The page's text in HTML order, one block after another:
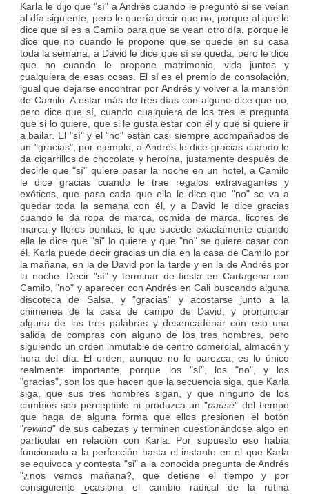
Karla le dijo que "sí" a Andrés cuando le preguntó si se veían
al día siguiente, pero le quería decir que no, porque al que le
dice que sí es a Camilo para que se vean otro día, porque le
dice que no cuando le propone que se quede en su casa
toda la semana, a David le dice que sí se queda, pero le dice
que no cuando le propone matrimonio, vida juntos y
cualquiera de esas cosas. El sí es el premio de consolación,
igual que dejarse encontrar por Andrés y volver a la mansión
de Camilo. A estar más de tres días con alguno dice que no,
pero dice que sí, cuando cualquiera de los tres le pregunta
que si lo quiere, que si le gusta estar con él y que si quiere ir
a bailar. El "sí" y el "no" están casi siempre acompañados de
un "gracias", por ejemplo, a Andrés le dice gracias cuando le
da cigarrillos de chocolate y heroína, justamente después de
decirle que "sí" quiere pasar la noche en un hotel, a Camilo
le dice gracias cuando le trae regalos extravagantes y
exóticos, que pasa cada que ella le dice que "no" se va a
quedar toda la semana con él, y a David le dice gracias
cuando le da ropa de marca, comida de marca, licores de
marca y flores bonitas, lo que sucede exactamente cuando
ella le dice que "si" lo quiere y que "no" se quiere casar con
él. Karla puede decir gracias un día en la casa de Camilo por
la mañana, en la de David por la tarde y en la de Andrés por
la noche. Decir "sí" y terminar de fiesta en Cartagena con
Camilo, "no" y aparecer con Andrés en Cali buscando alguna
discoteca de Salsa, y "gracias" y acostarse junto a la
chimenea de la casa de campo de David, y pronunciar
alguna de las tres palabras y desencadenar con eso una
salida de compras con alguno de los tres hombres, pero
siguiendo un orden inmutable de centro comercial, almacén y
hora del día. El orden, aunque no lo parezca, es lo único
realmente importante, porque los "sí", los "no", y los
"gracias", son los que hacen que la secuencia siga, que Karla
siga, que sus tres hombres sigan, y que ninguno de los
cambios sea perceptible ni produzca un "pause" del tiempo
que haga de alguna forma que ellos presionen el botón
"rewind" de sus cabezas y terminen cuestionándose algo en
particular en relación con Karla. Por supuesto eso había
funcionado a la perfección hasta el instante en el que Karla
se equivoca y contesta "si" a la conocida pregunta de Andrés
"¿nos vemos mañana?, que detiene el tiempo y por
consiguiente ocasiona el cambio radical de la rutina